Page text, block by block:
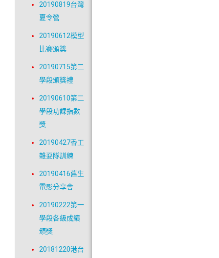
20190819台灣
夏令營
20190612模型
比賽頒獎
20190715第二
學段頒獎禮
20190610第二
學段功課指數
獎
20190427香工
雜耍隊訓練
20190416舊生
電影分享會
20190222第一
學段各級成績
頒獎
20181220港台